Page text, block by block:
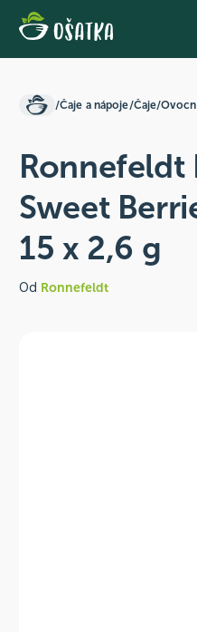
/Čaje a nápoje/Čaje/
Ronnefeldt
Sweet
15 x 2,6 g
Od Ronnefeldt